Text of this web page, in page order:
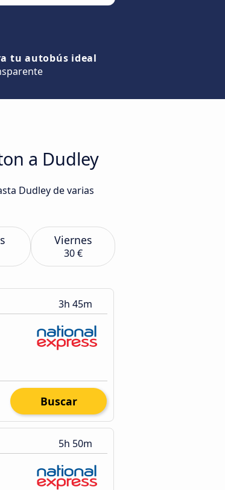
tu autobús ideal
a Dudley
Dudley de varias
Viernes
30 €
3h 45m
Buscar
5h 50m